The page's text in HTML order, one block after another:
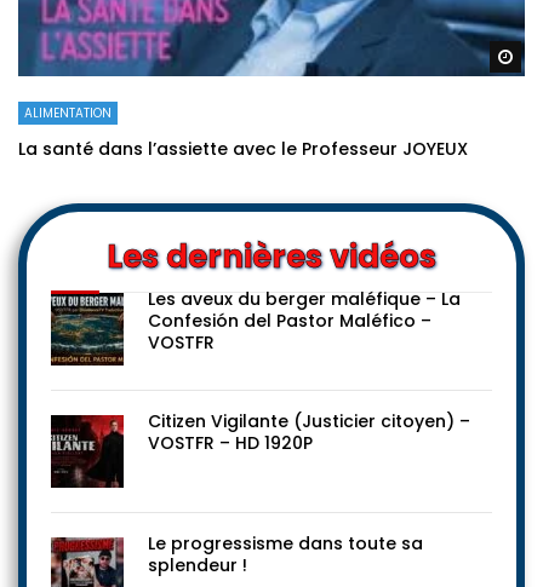
ALIMENTATION
La santé dans l’assiette avec le Professeur JOYEUX
Les dernières vidéos
Les aveux du berger maléfique – La
Confesión del Pastor Maléfico –
VOSTFR
Citizen Vigilante (Justicier citoyen) –
VOSTFR – HD 1920P
Le progressisme dans toute sa
splendeur !